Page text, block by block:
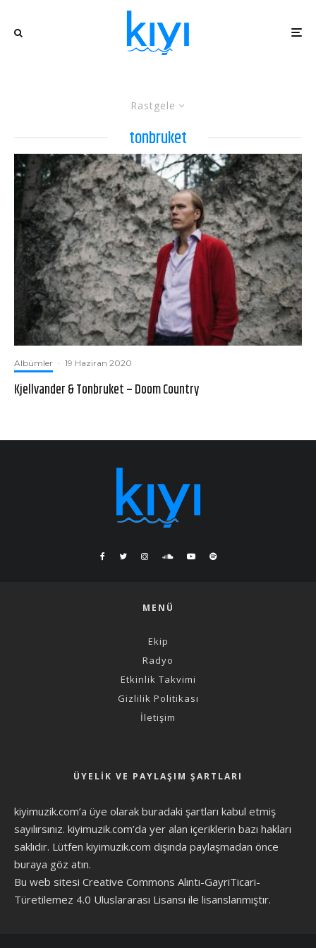
Rastgele
tonbruket
Albümler · 19 Haziran 2020
Kjellvander & Tonbruket – Doom Country
MENÜ
Ekip
Radyo
Etkinlik Takvimi
Gizlilik Politikası
İletişim
ÜYELIK VE PAYLAŞIM ŞARTLARI
kiyimuzik.com’a üye olarak buradaki şartları kabul etmiş
sayılırsınız. kiyimuzik.com’da yer alan içeriklerin bazı hakları
saklıdır. Lütfen kiyimuzik.com dışında paylaşmadan önce
buraya göz atın.
Bu web sitesi Creative Commons Alıntı-GayriTicari-
Türetilemez 4.0 Uluslararası Lisansı ile lisanslanmıştır.